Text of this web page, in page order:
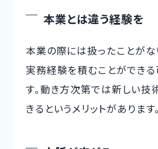
本業とは違う経験を
本業の際には扱ったことが
実務経験を積むことができ
す。動き方次第では新しい技
きるというメリットがあります。